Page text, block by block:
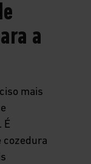
a
mais
É
cozedura